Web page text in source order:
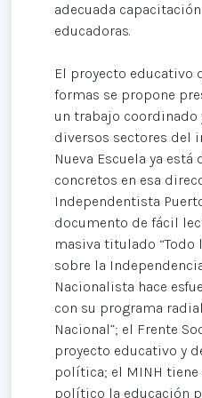
adecuada
educadoras.
El proyecto educativo
formas se propone
un trabajo coordinado
diversos sectores del
Nueva Escuela ya
concretos en esa
Independentista
documento de fácil
masiva titulado “Todo
sobre la
Nacionalista hace
con su programa
Nacional”; el Frente
proyecto educativo y
política; el MINH tiene
político la educación